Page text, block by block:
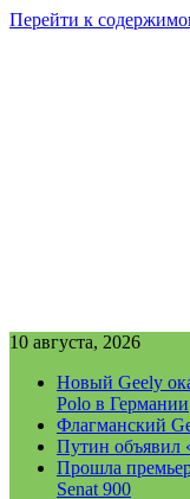
Перейти к
10 августа, 2026
Новый Geely
Polo в Германии
Флагманский
Путин объявил
Прошла
Senat 900